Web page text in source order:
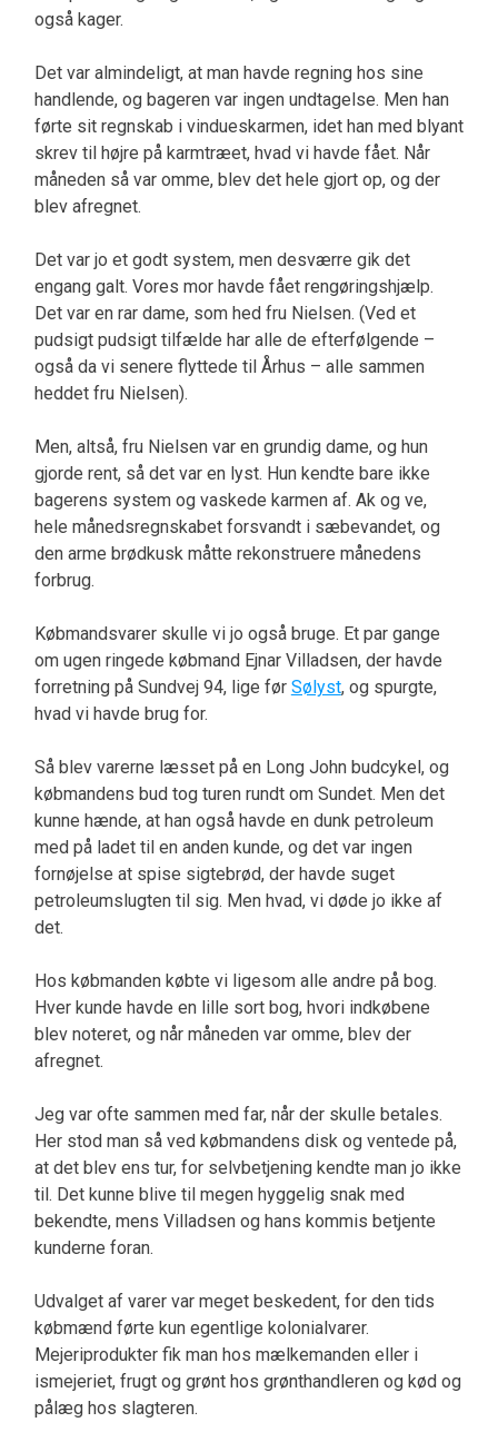
også kager.
Det var almindeligt, at man havde regning hos sine
handlende, og bageren var ingen undtagelse. Men han
førte sit regnskab i vindueskarmen, idet han med blyant
skrev til højre på karmtræet, hvad vi havde fået. Når
måneden så var omme, blev det hele gjort op, og der
blev afregnet.
Det var jo et godt system, men desværre gik det
engang galt. Vores mor havde fået rengøringshjælp.
Det var en rar dame, som hed fru Nielsen. (Ved et
pudsigt pudsigt tilfælde har alle de efterfølgende –
også da vi senere flyttede til Århus – alle sammen
heddet fru Nielsen).
Men, altså, fru Nielsen var en grundig dame, og hun
gjorde rent, så det var en lyst. Hun kendte bare ikke
bagerens system og vaskede karmen af. Ak og ve,
hele månedsregnskabet forsvandt i sæbevandet, og
den arme brødkusk måtte rekonstruere månedens
forbrug.
Købmandsvarer skulle vi jo også bruge. Et par gange
om ugen ringede købmand Ejnar Villadsen, der havde
forretning på Sundvej 94, lige før Sølyst, og spurgte,
hvad vi havde brug for.
Så blev varerne læsset på en Long John budcykel, og
købmandens bud tog turen rundt om Sundet. Men det
kunne hænde, at han også havde en dunk petroleum
med på ladet til en anden kunde, og det var ingen
fornøjelse at spise sigtebrød, der havde suget
petroleumslugten til sig. Men hvad, vi døde jo ikke af
det.
Hos købmanden købte vi ligesom alle andre på bog.
Hver kunde havde en lille sort bog, hvori indkøbene
blev noteret, og når måneden var omme, blev der
afregnet.
Jeg var ofte sammen med far, når der skulle betales.
Her stod man så ved købmandens disk og ventede på,
at det blev ens tur, for selvbetjening kendte man jo ikke
til. Det kunne blive til megen hyggelig snak med
bekendte, mens Villadsen og hans kommis betjente
kunderne foran.
Udvalget af varer var meget beskedent, for den tids
købmænd førte kun egentlige kolonialvarer.
Mejeriprodukter fik man hos mælkemanden eller i
ismejeriet, frugt og grønt hos grønthandleren og kød og
pålæg hos slagteren.